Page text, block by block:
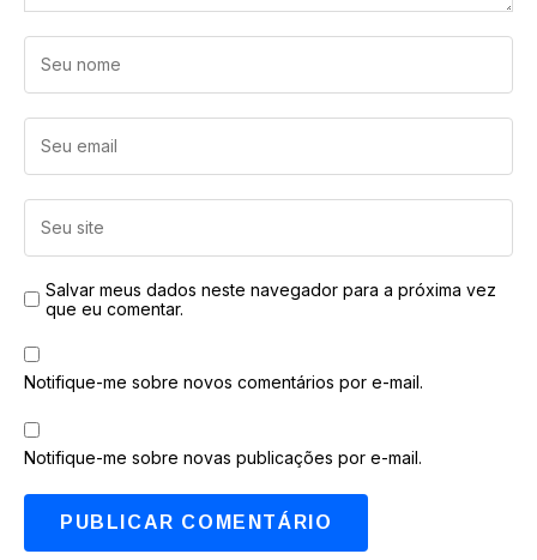
Salvar meus dados neste navegador para a próxima vez
que eu comentar.
Notifique-me sobre novos comentários por e-mail.
Notifique-me sobre novas publicações por e-mail.